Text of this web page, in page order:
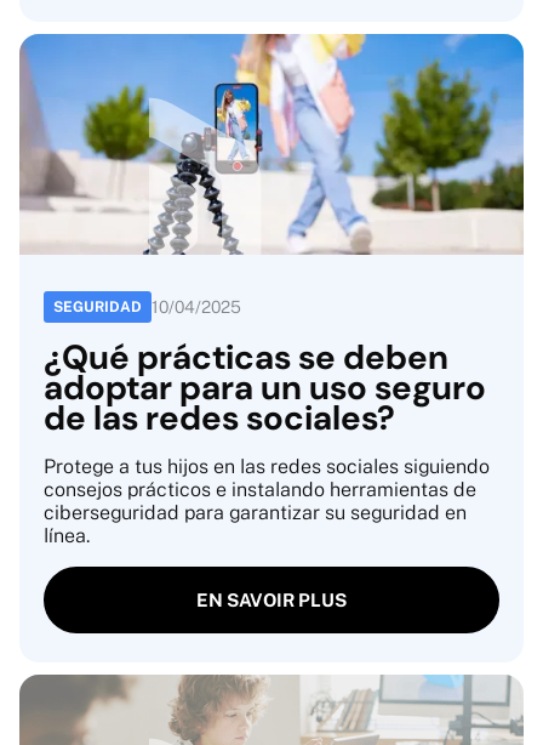
SEGURIDAD 10/04/2025
¿Qué prácticas se deben
adoptar para un uso seguro
de las redes sociales?
Protege a tus hijos en las redes sociales siguiendo
consejos prácticos e instalando herramientas de
ciberseguridad para garantizar su seguridad en
línea.
EN SAVOIR PLUS